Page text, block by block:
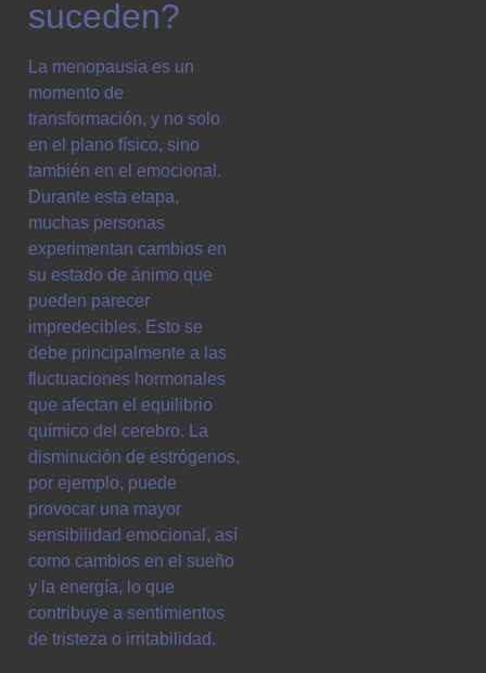
suceden?
La menopausia es un
momento de
transformación, y no solo
en el plano físico, sino
también en el emocional.
Durante esta etapa,
muchas personas
experimentan cambios en
su estado de ánimo que
pueden parecer
impredecibles. Esto se
debe principalmente a las
fluctuaciones hormonales
que afectan el equilibrio
químico del cerebro. La
disminución de estrógenos,
por ejemplo, puede
provocar una mayor
sensibilidad emocional, así
como cambios en el sueño
y la energía, lo que
contribuye a sentimientos
de tristeza o irritabilidad.